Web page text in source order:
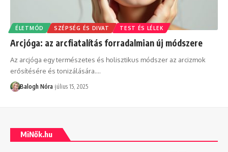
ÉLETMÓD SZÉPSÉG ÉS DIVAT TEST ÉS LÉLEK
Arcjóga: az arcfiatalítás forradalmian új módszere
Az arcjóga egy természetes és holisztikus módszer az arcizmok
erősítésére és tonizálására.…
Balogh Nóra július 15, 2025
MiNők.hu